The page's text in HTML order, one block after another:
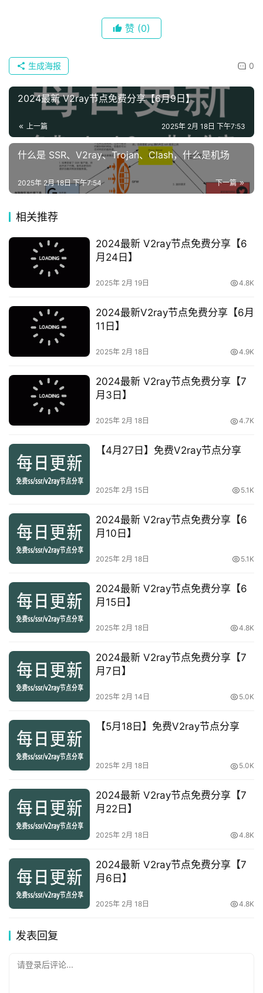
赞 (0)
0
生成海报
2024最新 V2ray节点免费分享【6月9日】
上一篇 2025年 2月 18日 下午7:53
什么是 SSR、V2ray、Trojan、Clash，什么是机场
下一篇
2025年 2月 18日 下午7:54
相关推荐
2024最新 V2ray节点免费分享【6
月24日】
2025年 2月 19日 4.8K
2024最新V2ray节点免费分享【6月
11日】
2025年 2月 18日 4.9K
2024最新 V2ray节点免费分享【7
月3日】
2025年 2月 18日 4.7K
【4月27日】免费V2ray节点分享
2025年 2月 15日 5.1K
2024最新 V2ray节点免费分享【6
月10日】
2025年 2月 18日 5.1K
2024最新 V2ray节点免费分享【6
月15日】
2025年 2月 18日 4.8K
2024最新 V2ray节点免费分享【7
月7日】
2025年 2月 14日 5.0K
【5月18日】免费V2ray节点分享
2025年 2月 18日 5.0K
2024最新 V2ray节点免费分享【7
月22日】
2025年 2月 18日 4.8K
2024最新 V2ray节点免费分享【7
月6日】
2025年 2月 18日 4.8K
发表回复
请登录后评论...